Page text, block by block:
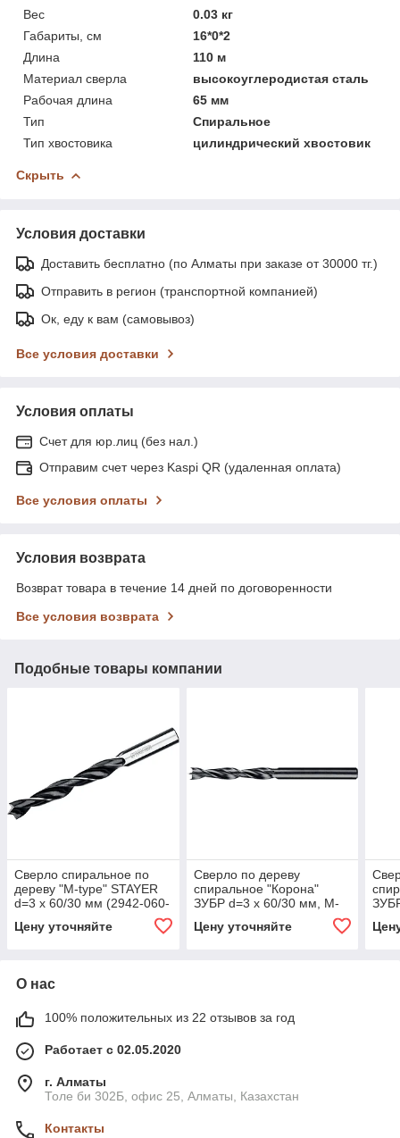
Вес
0.03 кг
Габариты, см
16*0*2
Длина
110 м
Материал сверла
высокоуглеродистая сталь
Рабочая длина
65 мм
Тип
Спиральное
Тип хвостовика
цилиндрический хвостовик
Скрыть
Условия доставки
Доставить бесплатно (по Алматы при заказе от 30000 тг.)
Отправить в регион (транспортной компанией)
Ок, еду к вам (самовывоз)
Все условия доставки
Условия оплаты
Счет для юр.лиц (без нал.)
Отправим счет через Kaspi QR (удаленная оплата)
Все условия оплаты
Условия возврата
Возврат товара в течение 14 дней по договоренности
Все условия возврата
Подобные товары компании
Сверло спиральное по
дереву "M-type" STAYER
d=3 x 60/30 мм (2942-060-
Цену уточняйте
Сверло по дереву
спиральное "Корона"
ЗУБР d=3 x 60/30 мм, М-
образная заточка (29421-
060-03)
Цену уточняйте
О нас
100% положительных из 22 отзывов за год
Работает с 02.05.2020
г. Алматы
Толе би 302Б, офис 25, Алматы, Казахстан
Контакты